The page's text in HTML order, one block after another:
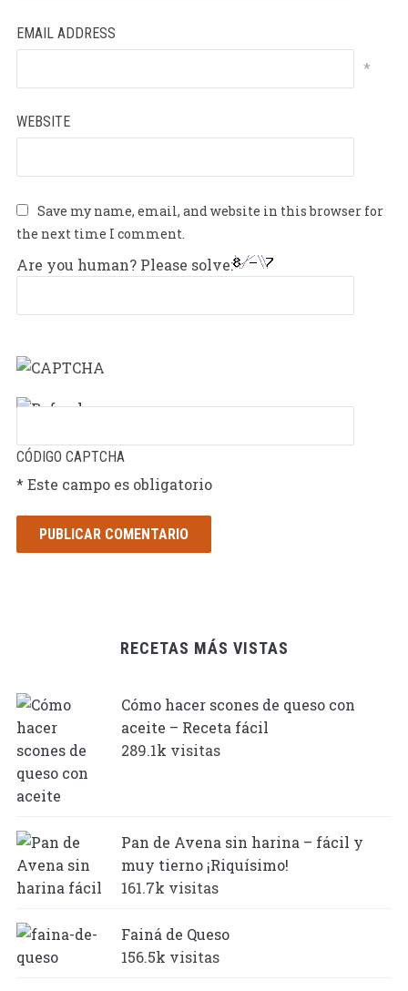
EMAIL ADDRESS
*
WEBSITE
Save my name, email, and website in this browser for
the next time I comment.
Are you human? Please solve:
CÓDIGO CAPTCHA
* Este campo es obligatorio
RECETAS MÁS VISTAS
Cómo hacer scones de queso con
aceite – Receta fácil
289.1k visitas
Pan de Avena sin harina – fácil y
muy tierno ¡Riquísimo!
161.7k visitas
Fainá de Queso
156.5k visitas